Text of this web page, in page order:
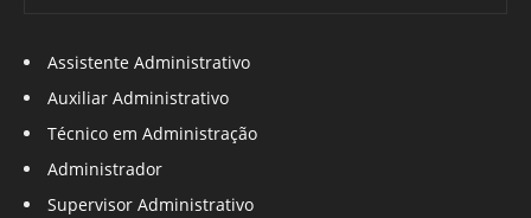
Assistente Administrativo
Auxiliar Administrativo
Técnico em Administração
Administrador
Supervisor Administrativo